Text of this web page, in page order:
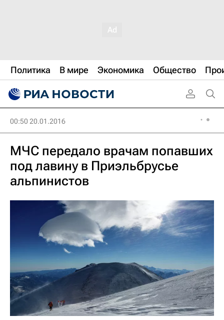
Политика В мире Экономика Общество
00:50 20.01.2016
МЧС передало врачам попавших
под лавину в Приэльбрусье
альпинистов